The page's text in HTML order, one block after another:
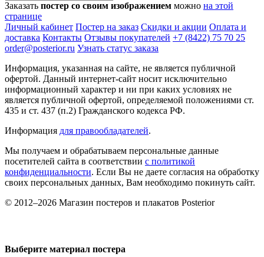
Заказать постер со своим изображением можно на этой
странице
Личный кабинет Постер на заказ Скидки и акции Оплата и
доставка Контакты Отзывы покупателей +7 (8422) 75 70 25
order@posterior.ru Узнать статус заказа
Информация, указанная на сайте, не является публичной
офертой. Данный интернет-сайт носит исключительно
информационный характер и ни при каких условиях не
является публичной офертой, определяемой положениями ст.
435 и ст. 437 (п.2) Гражданского кодекса РФ.
Информация для правообладателей.
Мы получаем и обрабатываем персональные данные
посетителей сайта в соответствии с политикой
конфиденциальности. Если Вы не даете согласия на обработку
своих персональных данных, Вам необходимо покинуть сайт.
© 2012–2026 Магазин постеров и плакатов Posterior
Выберите материал постера